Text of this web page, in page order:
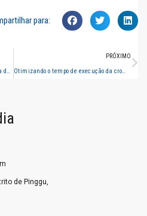
para:
Forno de grafite versus espectrometria de absorção atômica com chama: como escolher o melhor método para análise de elementos traço.
PRÓXIMO
Otimizando o tempo de execução da cromatografia gasosa (GC): um guia para análises químicas mais rápidas.
de Pinggu,